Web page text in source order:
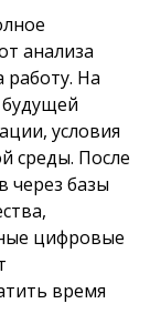
анализа
работу. На
условия
среды. После
через базы
цифровые
время